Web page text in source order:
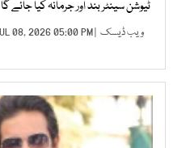
ٹیوشن سینٹر بند اور جرمانہ کیا جائے گا
ویب ڈیسک | JUL 08, 2026 05:00 PM |